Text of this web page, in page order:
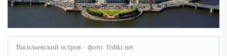
Васильевский остров · фото: fishki.net